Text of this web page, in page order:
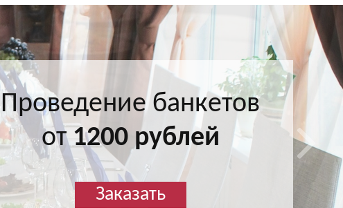
Проведение банкетов
от1200 рублей
Заказать